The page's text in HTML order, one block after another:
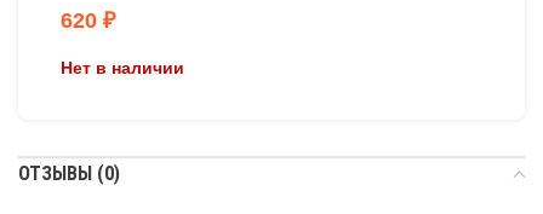
620 ₽
Нет в наличии
ОТЗЫВЫ (0)